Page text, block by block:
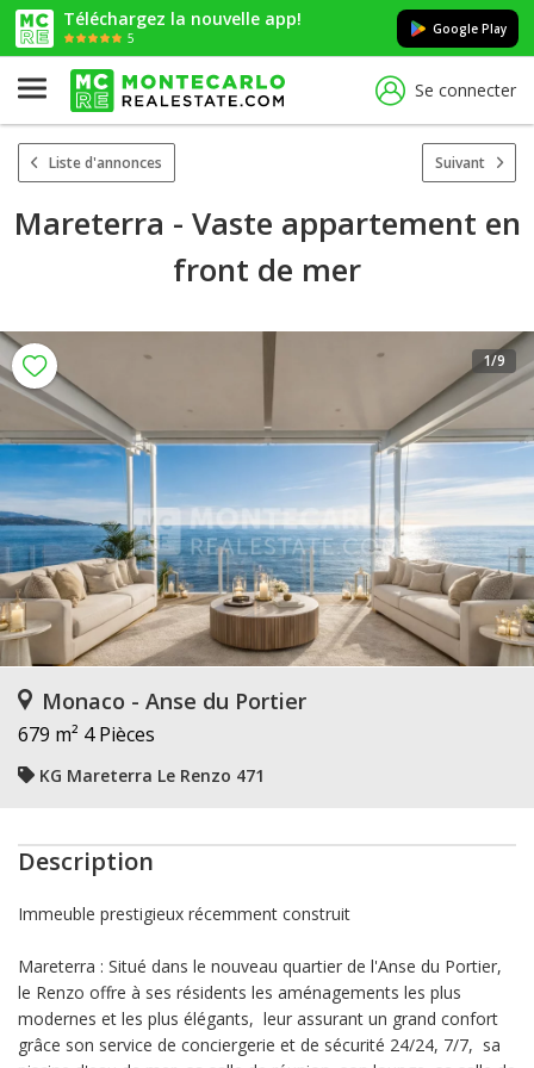
Téléchargez la nouvelle app!
5
Google Play
Se connecter
Liste d'annonces Suivant
Mareterra - Vaste appartement en
front de mer
1/9
Monaco - Anse du Portier
679 m² 4 Pièces
KG Mareterra Le Renzo 471
Description
Immeuble prestigieux récemment construit
Mareterra : Situé dans le nouveau quartier de l'Anse du Portier,
le Renzo offre à ses résidents les aménagements les plus
modernes et les plus élégants, leur assurant un grand confort
grâce son service de conciergerie et de sécurité 24/24, 7/7, sa